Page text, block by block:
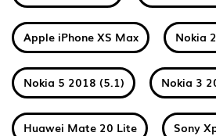
Apple iPhone XS Max Nokia
Nokia 5 2018 (5.1) Nokia 3
Huawei Mate 20 Lite Sony